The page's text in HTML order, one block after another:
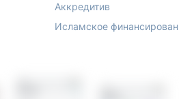
Аккредитив
Исламское